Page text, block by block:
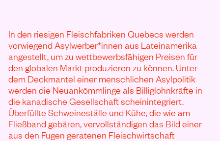
In den riesigen Fleischfabriken Quebecs werden
vorwiegend Asylwerber*innen aus Lateinamerika
angestellt, um zu wettbewerbsfähigen Preisen für
den globalen Markt produzieren zu können. Unter
dem Deckmantel einer menschlichen Asylpolitik
werden die Neuankömmlinge als Billiglohnkräfte in
die kanadische Gesellschaft scheinintegriert.
Überfüllte Schweineställe und Kühe, die wie am
Fließband gebären, vervollständigen das Bild einer
aus den Fugen geratenen Fleischwirtschaft